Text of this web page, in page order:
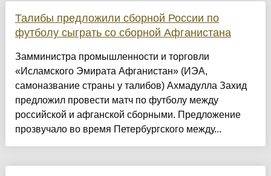
Талибы предложили сборной России по
футболу сыграть со сборной Афганистана
Замминистра промышленности и торговли
«Исламского Эмирата Афганистан» (ИЭА,
самоназвание страны у талибов) Ахмадулла Захид
предложил провести матч по футболу между
российской и афганской сборными. Предложение
прозвучало во время Петербургского между...